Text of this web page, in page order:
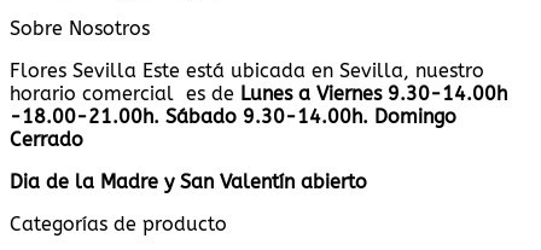
Sobre Nosotros
Flores Sevilla Este está ubicada en Sevilla, nuestro
horario comercial es de Lunes a Viernes 9.30-14.00h
-18.00-21.00h. Sábado 9.30-14.00h. Domingo
Cerrado
Dia de la Madre y San Valentín abierto
Categorías de producto